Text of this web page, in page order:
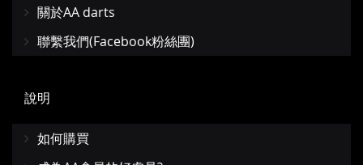
關於AA darts
聯繫我們(Facebook粉絲團)
說明
如何購買